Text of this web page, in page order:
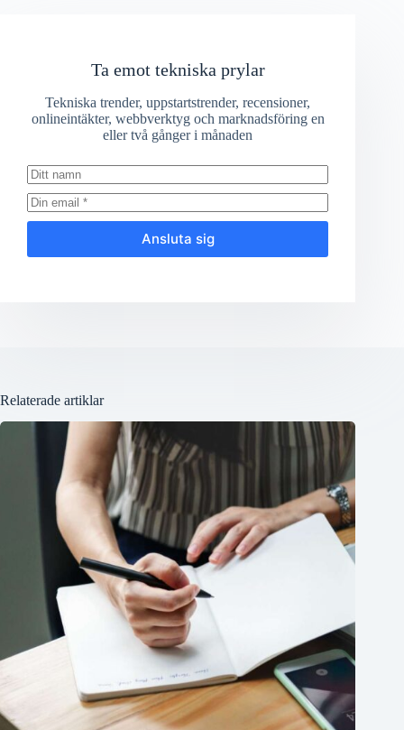
Ta emot tekniska prylar
Tekniska trender, uppstartstrender, recensioner,
onlineintäkter, webbverktyg och marknadsföring en
eller två gånger i månaden
Ansluta sig
Relaterade artiklar